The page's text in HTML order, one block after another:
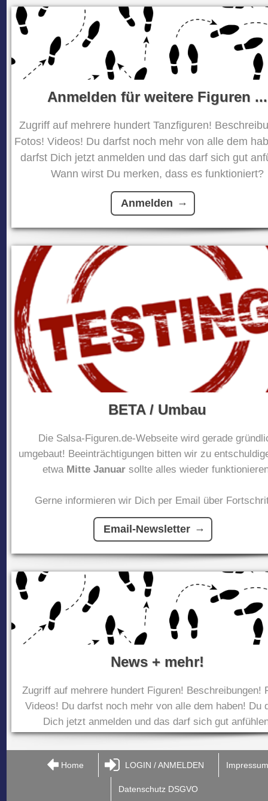
Anmelden für weitere Figuren ...
Zugriff auf mehrere hundert Tanzfiguren!
Fotos! Videos! Du darfst noch mehr von alle dem
darfst Dich jetzt anmelden und das darf sich gut
Wann wirst Du merken, dass es funktioniert?
Anmelden
BETA / Umbau
Die Salsa-Figuren.de-Webseite wird gerade
umgebaut! Beeinträchtigungen bitten wir zu
etwa Mitte Januar sollte alles wieder
Gerne informieren wir Dich per Email über
Email-Newsletter
News + mehr!
Zugriff auf mehrere hundert Figuren! Beschreibungen!
Videos! Du darfst noch mehr von alle dem haben! Du
Dich jetzt anmelden und das darf sich gut
Home LOGIN / ANMELDEN
Datenschutz DSGVO